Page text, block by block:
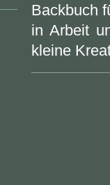
Backbuch
in Arbeit
kleine